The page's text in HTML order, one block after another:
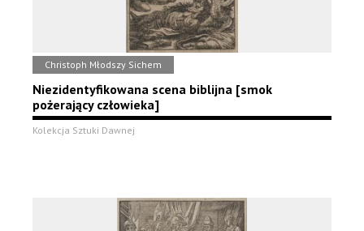
Christoph Młodszy Sichem
Niezidentyfikowana scena biblijna [smok
pożerający człowieka]
Kolekcja Sztuki Dawnej